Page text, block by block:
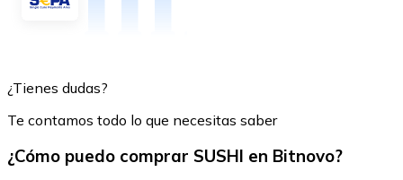
¿Tienes dudas?
Te contamos todo lo que necesitas saber
¿Cómo puedo comprar SUSHI en Bitnovo?